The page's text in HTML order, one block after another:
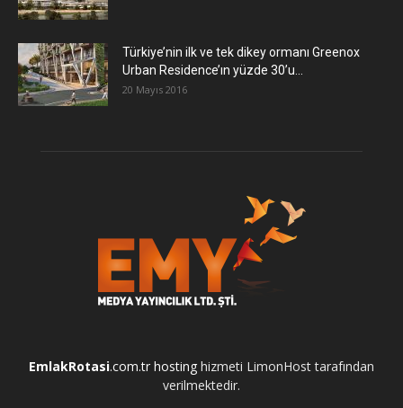
Türkiye’nin ilk ve tek dikey ormanı Greenox
Urban Residence’ın yüzde 30’u...
20 Mayıs 2016
EmlakRotasi.com.tr hosting hizmeti LimonHost tarafından
verilmektedir.